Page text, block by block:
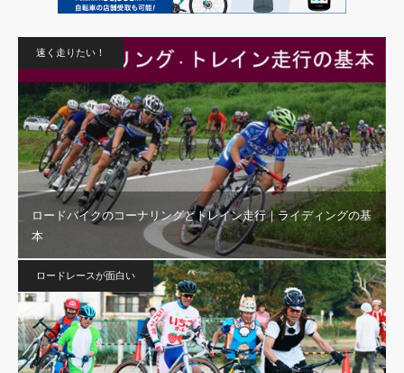
速く走りたい！
ロードバイクのコーナリングとトレイン走行｜ライディングの基
本
ロードレースが面白い